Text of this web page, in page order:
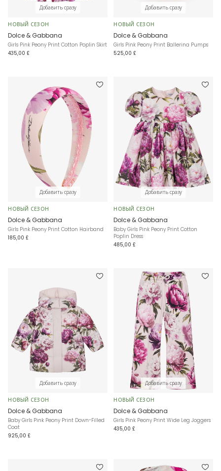
Добавить сразу
НОВЫЙ СЕЗОН
Dolce & Gabbana
Girls Pink Peony Print Cotton Poplin Skirt
435,00 £
Добавить сразу
НОВЫЙ СЕЗОН
Dolce & Gabbana
Girls Pink Peony Print Ballerina Pumps
525,00 £
Добавить сразу
НОВЫЙ СЕЗОН
Dolce & Gabbana
Girls Pink Peony Print Cotton Hairband
185,00 £
Добавить сразу
НОВЫЙ СЕЗОН
Dolce & Gabbana
Baby Girls Pink Peony Print Cotton
Poplin Dress
485,00 £
Добавить сразу
НОВЫЙ СЕЗОН
Dolce & Gabbana
Baby Girls Pink Peony Print Down-Filled
Coat
925,00 £
Добавить сразу
НОВЫЙ СЕЗОН
Dolce & Gabbana
Girls Pink Peony Print Wide Leg Joggers
435,00 £